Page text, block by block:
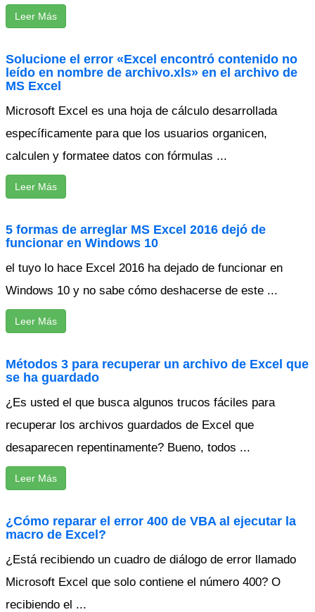
Leer Más
Solucione el error «Excel encontró contenido no
leído en nombre de archivo.xls» en el archivo de
MS Excel
Microsoft Excel es una hoja de cálculo desarrollada
específicamente para que los usuarios organicen,
calculen y formatee datos con fórmulas ...
Leer Más
5 formas de arreglar MS Excel 2016 dejó de
funcionar en Windows 10
el tuyo lo hace Excel 2016 ha dejado de funcionar en
Windows 10 y no sabe cómo deshacerse de este ...
Leer Más
Métodos 3 para recuperar un archivo de Excel que
se ha guardado
¿Es usted el que busca algunos trucos fáciles para
recuperar los archivos guardados de Excel que
desaparecen repentinamente? Bueno, todos ...
Leer Más
¿Cómo reparar el error 400 de VBA al ejecutar la
macro de Excel?
¿Está recibiendo un cuadro de diálogo de error llamado
Microsoft Excel que solo contiene el número 400? O
recibiendo el ...